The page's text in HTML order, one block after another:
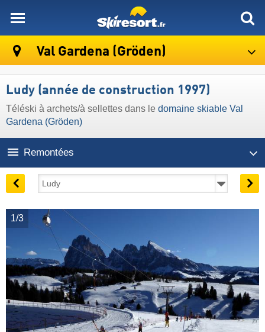
Val Gardena (Gröden)
Ludy (année de construction 1997)
Téléski à archets/à sellettes dans le domaine skiable Val
Gardena (Gröden)
Remontées
1/3